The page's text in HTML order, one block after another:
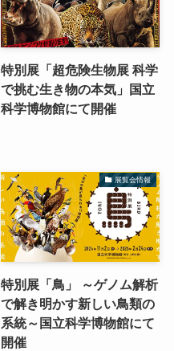
特別展「超危険生物展 科学
で挑む生き物の本気」国立
科学博物館にて開催
展覧会情報
特別展「鳥」 ～ゲノム解析
で解き明かす新しい鳥類の
系統～国立科学博物館にて
開催